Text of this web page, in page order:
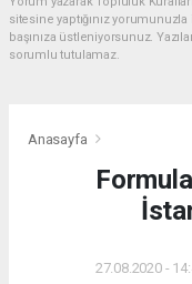
sitesine yaptığınız
başınıza üstleniyorsunuz.
sorumlu tutulamaz.
Anasayfa
27.08.2020 -